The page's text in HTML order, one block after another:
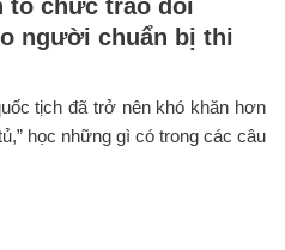
tổ chức trao đổi
người chuẩn bị thi
tịch đã trở nên khó khăn hơn
học những gì có trong các câu